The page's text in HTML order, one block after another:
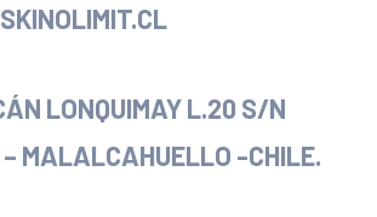
LONQUIMAY L.20 S/N
– MALALCAHUELLO -CHILE.